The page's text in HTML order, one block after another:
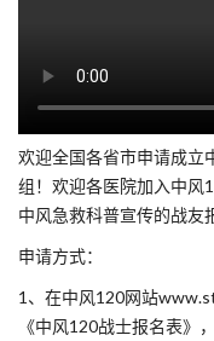
欢迎全国各省市申请成立
组！欢迎各医院加入中风
中风急救科普宣传的战友
申请方式：
1、在中风120网站
《中风120战士报名表》